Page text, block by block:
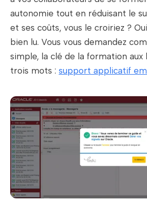
autonomie tout en réduisant le
et ses coûts, vous le croiriez ?
bien lu. Vous vous demandez
simple, la clé de la formation
trois mots : support applicatif